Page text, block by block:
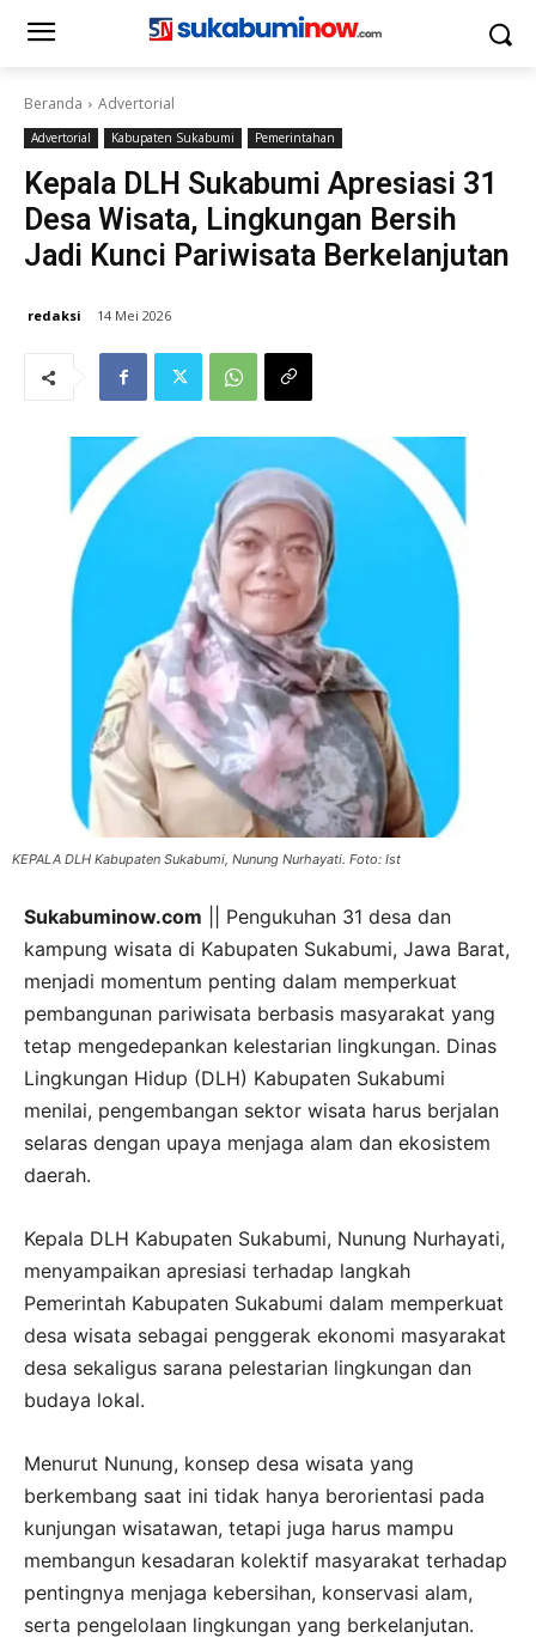
Beranda Advertorial
Advertorial Kabupaten Sukabumi Pemerintahan
Kepala DLH Sukabumi Apresiasi 31
Desa Wisata, Lingkungan Bersih
Jadi Kunci Pariwisata Berkelanjutan
redaksi 14 Mei 2026
KEPALA DLH Kabupaten Sukabumi, Nunung Nurhayati. Foto: Ist
Sukabuminow.com || Pengukuhan 31 desa dan
kampung wisata di Kabupaten Sukabumi, Jawa Barat,
menjadi momentum penting dalam memperkuat
pembangunan pariwisata berbasis masyarakat yang
tetap mengedepankan kelestarian lingkungan. Dinas
Lingkungan Hidup (DLH) Kabupaten Sukabumi
menilai, pengembangan sektor wisata harus berjalan
selaras dengan upaya menjaga alam dan ekosistem
daerah.
Kepala DLH Kabupaten Sukabumi, Nunung Nurhayati,
menyampaikan apresiasi terhadap langkah
Pemerintah Kabupaten Sukabumi dalam memperkuat
desa wisata sebagai penggerak ekonomi masyarakat
desa sekaligus sarana pelestarian lingkungan dan
budaya lokal.
Menurut Nunung, konsep desa wisata yang
berkembang saat ini tidak hanya berorientasi pada
kunjungan wisatawan, tetapi juga harus mampu
membangun kesadaran kolektif masyarakat terhadap
pentingnya menjaga kebersihan, konservasi alam,
serta pengelolaan lingkungan yang berkelanjutan.